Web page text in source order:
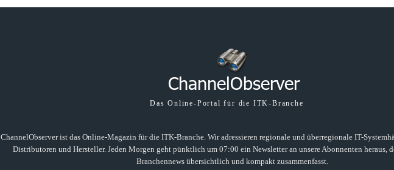
Das Online-Portal für die ITK-Branche
ChannelObserver ist das Online-Magazin für die ITK-Branche. Wir adressieren regionale und überregionale IT-
Distributoren und Hersteller. Jeden Morgen geht pünktlich um 07:00 ein Newsletter an unsere Abonnenten heraus,
Branchennews übersichtlich und kompakt zusammenfasst.